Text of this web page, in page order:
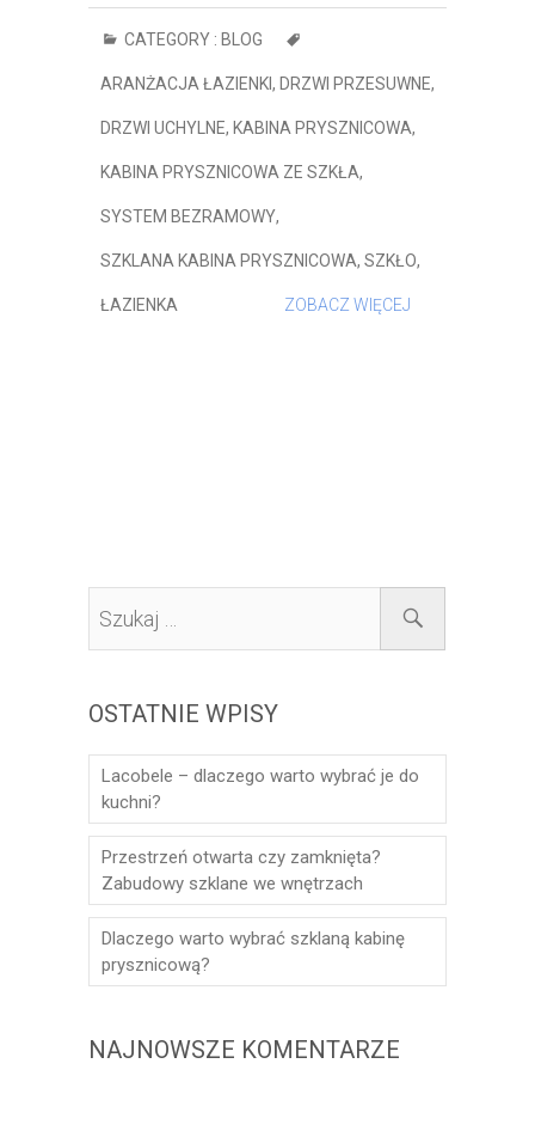
CATEGORY : BLOG
ARANŻACJA ŁAZIENKI, DRZWI PRZESUWNE,
DRZWI UCHYLNE, KABINA PRYSZNICOWA,
KABINA PRYSZNICOWA ZE SZKŁA,
SYSTEM BEZRAMOWY,
SZKLANA KABINA PRYSZNICOWA, SZKŁO,
ŁAZIENKA ZOBACZ WIĘCEJ
OSTATNIE WPISY
Lacobele – dlaczego warto wybrać je do
kuchni?
Przestrzeń otwarta czy zamknięta?
Zabudowy szklane we wnętrzach
Dlaczego warto wybrać szklaną kabinę
prysznicową?
NAJNOWSZE KOMENTARZE